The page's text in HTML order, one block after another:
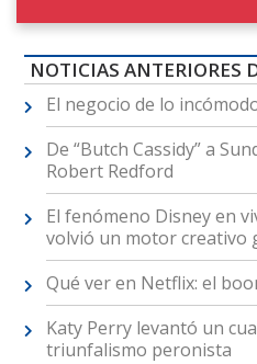
NOTICIAS ANTERIORES
El negocio de lo
De “Butch Cassidy” a
Robert Redford
El fenómeno Disney en
volvió un motor creativo
Qué ver en Netflix: el
Katy Perry levantó un
triunfalismo peronista